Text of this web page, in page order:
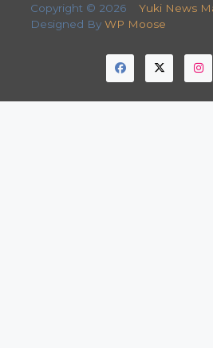
Copyright © 2026 Yuki News
Designed By WP Moose